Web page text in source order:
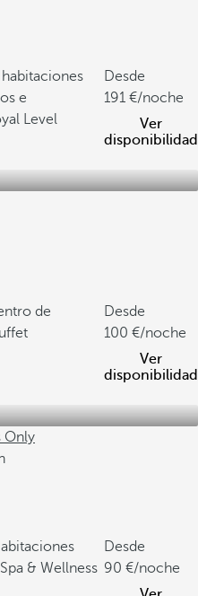
habitaciones
e
Level
Desde
191
/noche
Ver
disponibilidad
de
Desde
100
/noche
Ver
disponibilidad
Only
Spa & Wellness
Desde
90
/noche